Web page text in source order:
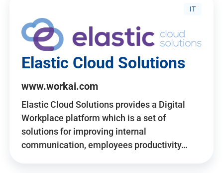
IT
Elastic Cloud Solutions
www.workai.com
Elastic Cloud Solutions provides a Digital
Workplace platform which is a set of
solutions for improving internal
communication, employees productivity…